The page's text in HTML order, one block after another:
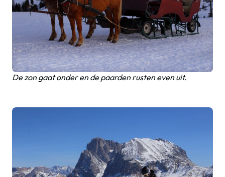
De zon gaat onder en de paarden rusten even uit.